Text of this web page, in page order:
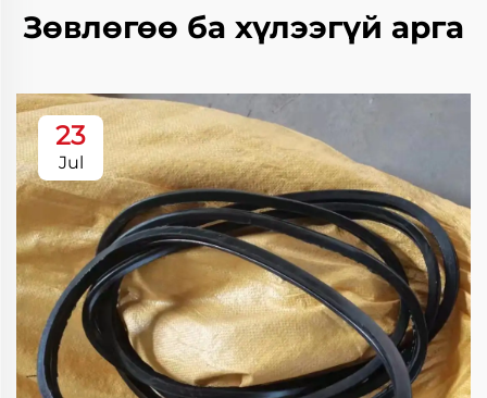
Зөвлөгөө ба хүлээгүй арга
23
Jul